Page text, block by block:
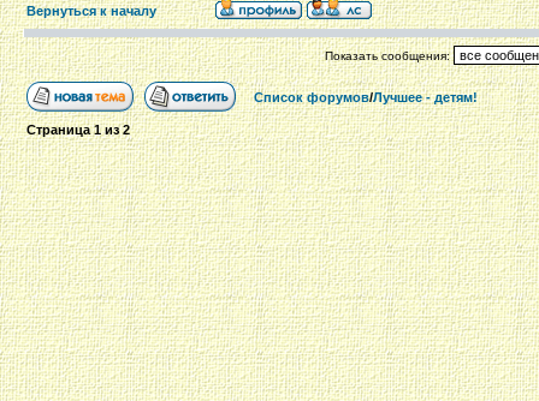
Вернуться к началу
Показать сообщения:
Список форумов/Лучшее - детям!
Страница1из2